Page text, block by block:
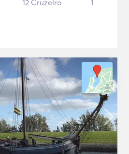
12 Cruzeiro 1